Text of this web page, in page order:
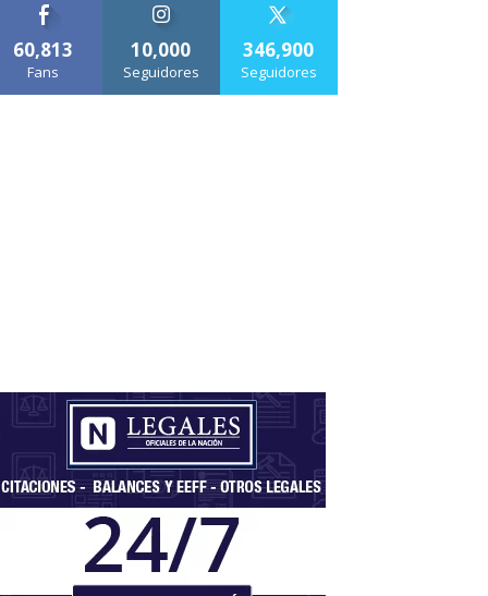
60,813
Fans
10,000
Seguidores
346,900
Seguidores